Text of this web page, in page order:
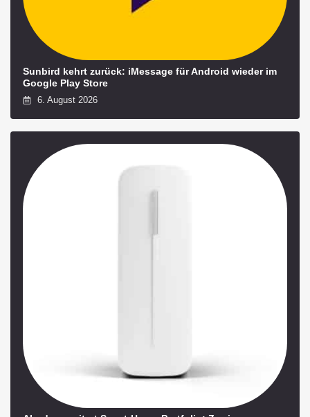
Sunbird kehrt zurück: iMessage für Android wieder im
Google Play Store
6. August 2026